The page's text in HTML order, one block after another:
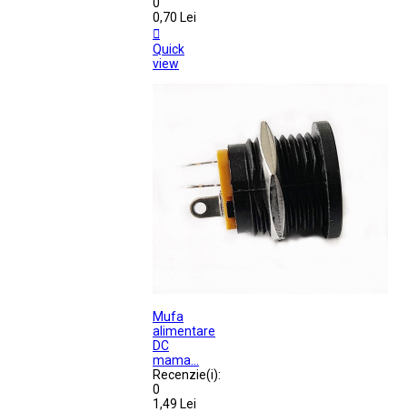
0,70 Lei

Quick
view
Mufa
alimentare
DC
mama...
Recenzie(i):
0
1,49 Lei